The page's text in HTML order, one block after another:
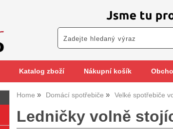
Katalog zboží Nákupní košík
Home Domácí spotřebiče Velké spotřebiče
Ledničky volně